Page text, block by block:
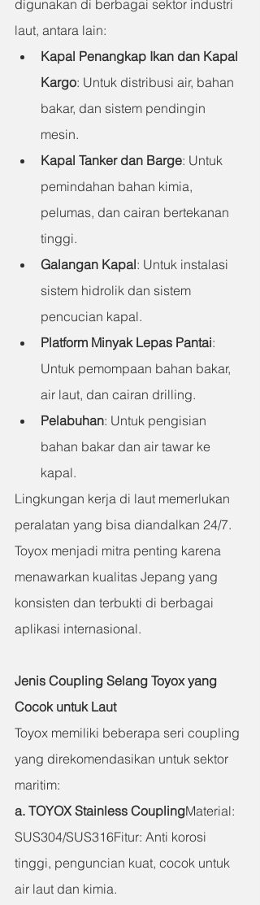
digunakan di berbagai sektor industri
laut, antara lain:
Kapal Penangkap Ikan dan Kapal
Kargo: Untuk distribusi air, bahan
bakar, dan sistem pendingin
mesin.
Kapal Tanker dan Barge: Untuk
pemindahan bahan kimia,
pelumas, dan cairan bertekanan
tinggi.
Galangan Kapal: Untuk instalasi
sistem hidrolik dan sistem
pencucian kapal.
Platform Minyak Lepas Pantai:
Untuk pemompaan bahan bakar,
air laut, dan cairan drilling.
Pelabuhan: Untuk pengisian
bahan bakar dan air tawar ke
kapal.
Lingkungan kerja di laut memerlukan
peralatan yang bisa diandalkan 24/7.
Toyox menjadi mitra penting karena
menawarkan kualitas Jepang yang
konsisten dan terbukti di berbagai
aplikasi internasional.
Jenis Coupling Selang Toyox yang
Cocok untuk Laut
Toyox memiliki beberapa seri coupling
yang direkomendasikan untuk sektor
maritim:
a. TOYOX Stainless CouplingMaterial:
SUS304/SUS316Fitur: Anti korosi
tinggi, penguncian kuat, cocok untuk
air laut dan kimia.